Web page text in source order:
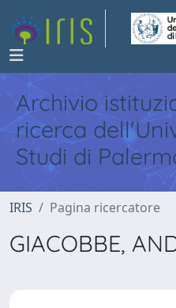
Archivio
ricerca
Studi di
IRIS Pagina ricercatore
GIACOBBE,